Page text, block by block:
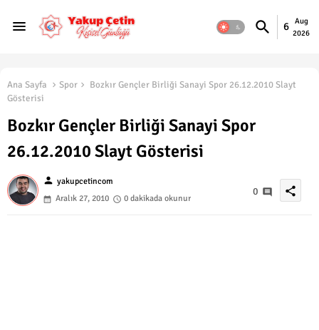
6
Aug
2026
Ana Sayfa Spor
Bozkır Gençler Birliği Sanayi Spor 26.12.2010 Slayt
Gösterisi
Bozkır Gençler Birliği Sanayi Spor
26.12.2010 Slayt Gösterisi
person yakupcetincom
Aralık 27, 2010
0 dakikada okunur
0 share